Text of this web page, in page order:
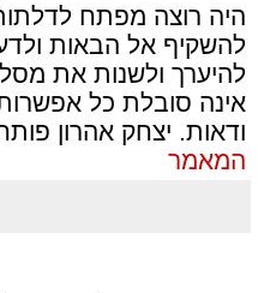
היה רוצה מפתח
להשקיף אל הבאות
להיערך ולשנות את
אינה סובלת כל
ודאות. יצחק אהרון
המאמר